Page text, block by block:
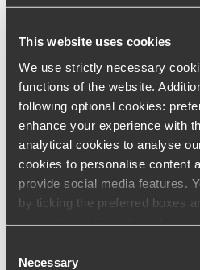
This website uses cookies
We use strictly necessary
functions of the website.
following optional cookies:
enhance your experience with
analytical cookies to analyse
cookies to personalise content
provide social media features.
by ticking the preferred boxes
Selection
Necessary
Contact
Bibliography
Report
France Stratégie, «
besoins, contraintes et effets
Publications